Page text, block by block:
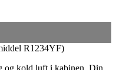
R1234YF)
og kold luft i kabinen. Din